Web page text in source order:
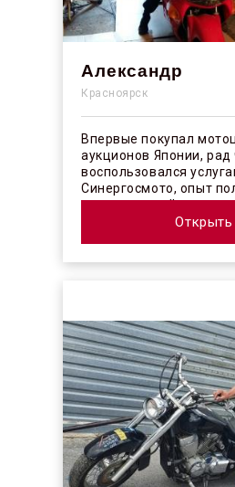
Александр
Красноярск
Впервые покупал
аукционов Японии, рад
воспользовался
Синергосмото, опыт
коллектив
профессионалы своего
Открыть